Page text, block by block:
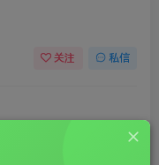
关注 私信